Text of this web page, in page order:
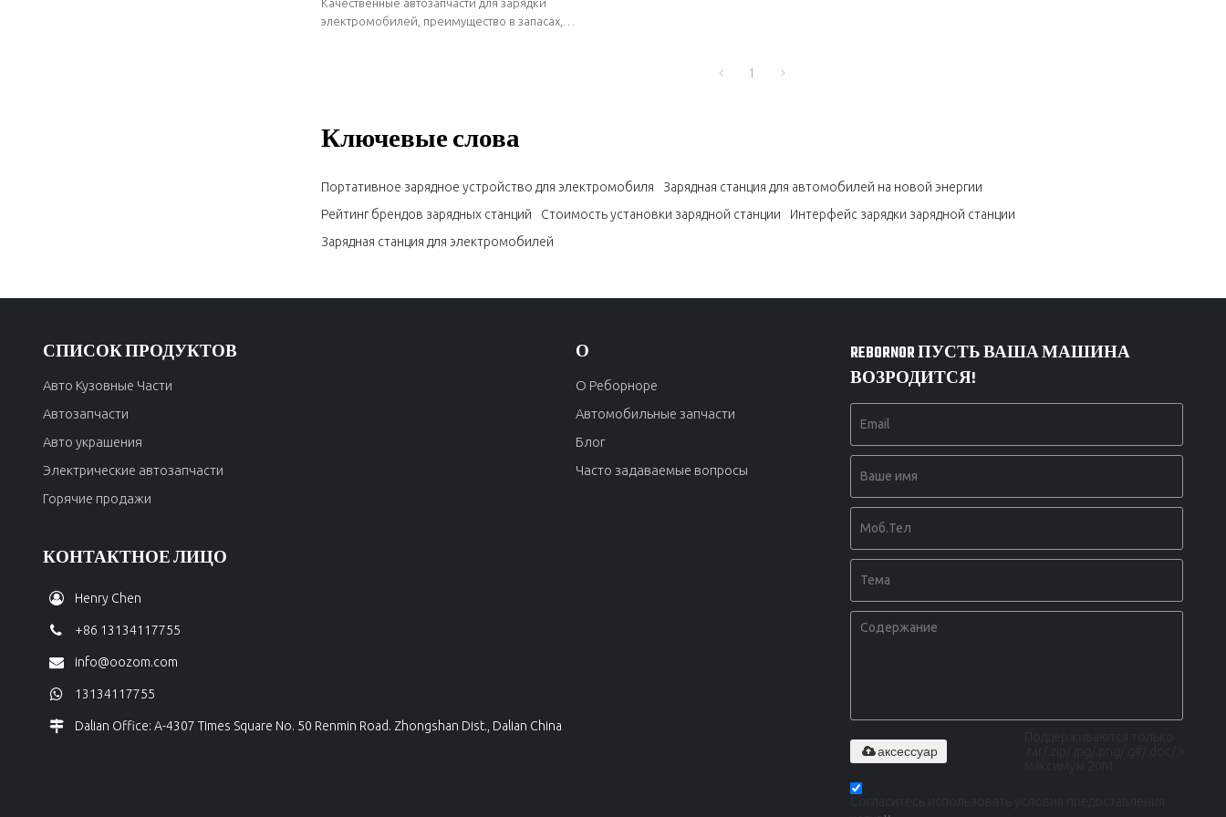
пыленепроницаемый и
Качественные автозапчасти для зарядки
электромобилей, преимущество в запасах,
1
Ключевые слова
Портативное зарядное устройство для электромобиля
Зарядная станция для автомобилей на новой энергии
Рейтинг брендов зарядных станций
Стоимость установки зарядной станции
Интерфейс зарядки зарядной станции
Зарядная станция для электромобилей
СПИСОК ПРОДУКТОВ
Авто Кузовные Части
Автозапчасти
Авто украшения
Электрические автозапчасти
Горячие продажи
О
О Реборноре
Автомобильные запчасти
Блог
Часто задаваемые вопросы
КОНТАКТНОЕ ЛИЦО
Henry Chen
+86 13134117755
info@oozom.com
13134117755
Dalian Office: A-4307 Times Square No. 50 Renmin Road. Zhongshan Dist., Dalian China
REBORNOR ПУСТЬ ВАША МАШИНА
ВОЗРОДИТСЯ!
аксессуар